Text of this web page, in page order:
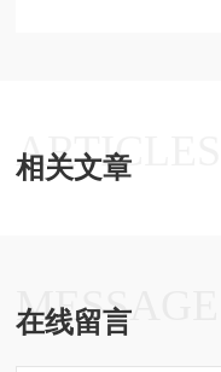
ARTICLES
相关文章
MESSAGES
在线留言